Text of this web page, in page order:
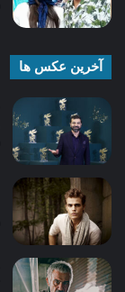
آخرین عکس ها